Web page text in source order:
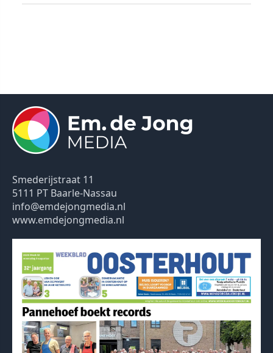
Smederijstraat 11
5111 PT Baarle-Nassau
info@emdejongmedia.nl
www.emdejongmedia.nl